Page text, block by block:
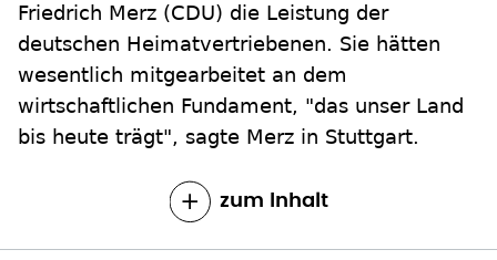
Friedrich Merz (CDU) die Leistung der
deutschen Heimatvertriebenen. Sie hätten
wesentlich mitgearbeitet an dem
wirtschaftlichen Fundament, "das unser Land
bis heute trägt", sagte Merz in Stuttgart.
zum Inhalt